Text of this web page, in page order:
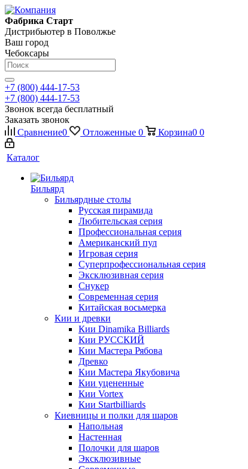
Фабрика Старт
Дистрибьютер в Поволжье
Ваш город
Чебоксары
+7 (800) 444-17-53
+7 (800) 444-17-53
Звонок всегда бесплатный
Заказать звонок
Сравнение0 Отложенные 0 Корзина0 0
Каталог
Бильярд
Бильярдные столы
Русская пирамида
Любительская серия
Профессиональная серия
Американский пул
Игровая серия
Суперпрофессиональная серия
Эксклюзивная серия
Снукер
Современная серия
Китайская восьмерка
Кии и древки
Кии Dinamika Billiards
Кии РУССКИЙ
Кии Мастера Рябова
Древко
Кии Мастера Якубовича
Кии уцененные
Кии Vortex
Кии Startbilliards
Киевницы и полки для шаров
Напольная
Настенная
Полочки для шаров
Эксклюзивные